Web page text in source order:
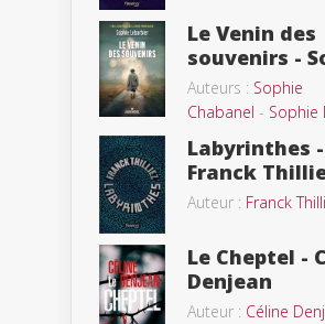
Le Venin des
souvenirs -
Auteurs : Sophie
Chabanel - Sophie
Labyrinthes -
Franck
Auteur : Franck
Le Cheptel -
Denjean
Auteur : Céline